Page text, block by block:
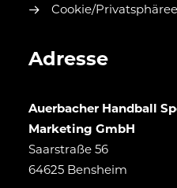
Cookie/
Adresse
Auerbacher Handball
Marketing GmbH
Saarstraße 56
64625 Bensheim